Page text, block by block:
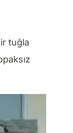
tuğla